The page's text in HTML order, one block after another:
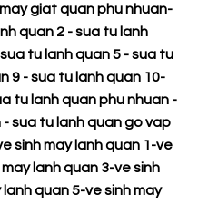
giat quan phu nhuan-
quan 2 -sua tu lanh
sua tu lanh quan 5 -sua tu
9 -sua tu lanh quan 10-
tu lanh quan phu nhuan -
-sua tu lanh quan go vap
sinh may lanh quan 1-ve
lanh quan 3-ve sinh
lanh quan 5-ve sinh may